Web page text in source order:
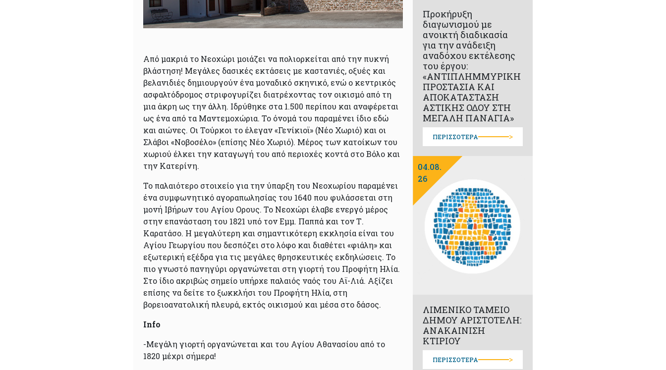
Από μακριά το Νεοχώρι μοιάζει να πολιορκείται από την πυκνή
βλάστηση! Μεγάλες δασικές εκτάσεις με καστανιές, οξυές και
βελανιδιές δημιουργούν ένα μοναδικό σκηνικό, ενώ ο κεντρικός
ασφαλτόδρομος στριφογυρίζει διατρέχοντας τον οικισμό από τη
μια άκρη ως την άλλη. Ιδρύθηκε στα 1.500 περίπου και αναφέρεται
ως ένα από τα Μαντεμοχώρια. Το όνομά του παραμένει ίδιο εδώ
και αιώνες. Οι Τούρκοι το έλεγαν «Γενίκιοϊ» (Νέο Χωριό) και οι
Σλάβοι «Νοβοσέλο» (επίσης Νέο Χωριό). Μέρος των κατοίκων του
χωριού έλκει την καταγωγή του από περιοχές κοντά στο Βόλο και
την Κατερίνη.
Το παλαιότερο στοιχείο για την ύπαρξη του Νεοχωρίου παραμένει
ένα συμφωνητικό αγοραπωλησίας του 1640 που φυλάσσεται στη
μονή Ιβήρων του Αγίου Ορους. Το Νεοχώρι έλαβε ενεργό μέρος
στην επανάσταση του 1821 υπό τον Εμμ. Παππά και τον Τ.
Καρατάσο. Η μεγαλύτερη και σημαντικότερη εκκλησία είναι του
Αγίου Γεωργίου που δεσπόζει στο λόφο και διαθέτει «φιάλη» και
εξωτερική εξέδρα για τις μεγάλες θρησκευτικές εκδηλώσεις. Το
πιο γνωστό πανηγύρι οργανώνεται στη γιορτή του Προφήτη Ηλία.
Στο ίδιο ακριβώς σημείο υπήρχε παλαιός ναός του Αϊ-Λιά. Αξίζει
επίσης να δείτε το ξωκκλήσι του Προφήτη Ηλία, στη
βορειοανατολική πλευρά, εκτός οικισμού και μέσα στο δάσος.
Info
-Μεγάλη γιορτή οργανώνεται και του Αγίου Αθανασίου από το
1820 μέχρι σήμερα!
Προκήρυξη
διαγωνισμού με
ανοικτή διαδικασία
για την ανάδειξη
αναδόχου εκτέλεσης
του έργου:
«ΑΝΤΙΠΛΗΜΜΥΡΙΚΗ
ΠΡΟΣΤΑΣΙΑ ΚΑΙ
ΑΠΟΚΑΤΑΣΤΑΣΗ
ΑΣΤΙΚΗΣ ΟΔΟΥ ΣΤΗ
ΜΕΓΑΛΗ ΠΑΝΑΓΙΑ»
ΠΕΡΙΣΣΟΤΕΡΑ >
04.08.
26
ΛΙΜΕΝΙΚΟ ΤΑΜΕΙΟ
ΔΗΜΟΥ ΑΡΙΣΤΟΤΕΛΗ:
ΑΝΑΚΑΙΝΙΣΗ
ΚΤΙΡΙΟΥ
ΠΕΡΙΣΣΟΤΕΡΑ >